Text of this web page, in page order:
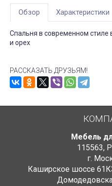
Обзор Характеристики
Спальня в современном стиле
и орех
РАССКАЗАТЬ ДРУЗЬЯМ!
Мебель
115563,
г.
Каширское шоссе